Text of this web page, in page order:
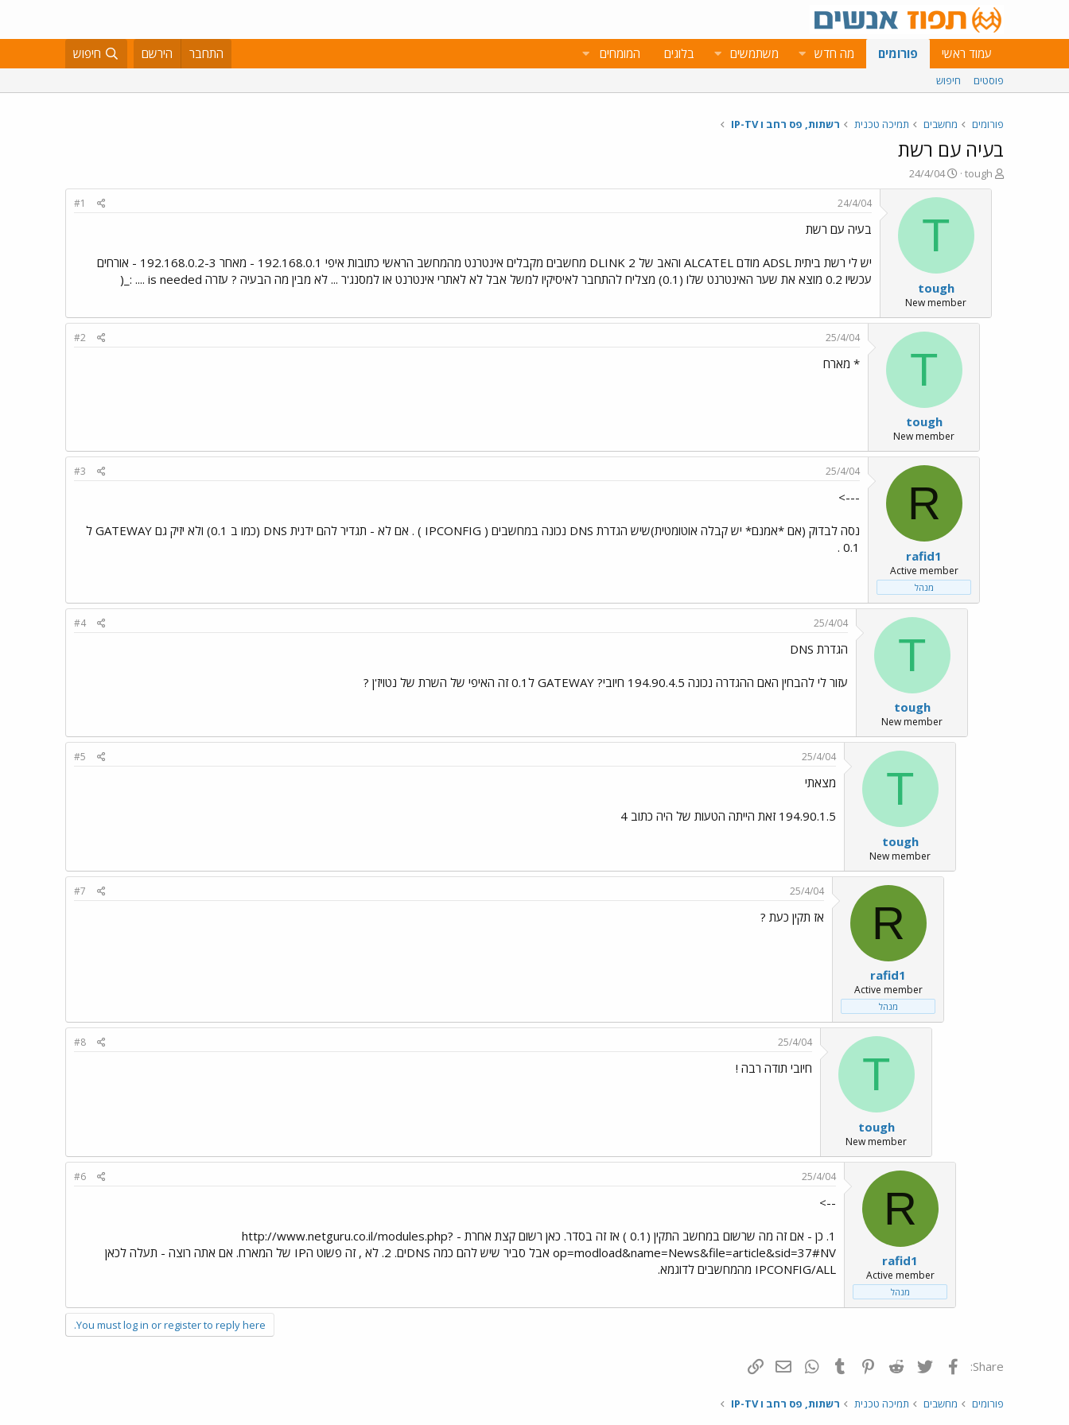
עמוד ראשי פורומים מה חדש משתמשים בלוגים המומחים התחבר הירשם חיפוש
פוסטים חיפוש
פורומים מחשבים תמיכה טכנית רשתות, פס רחב ו IP-TV
בעיה עם רשת
פ
ו
tough
פ
ו
ר
א
ר
י
ך
24/4/04
T
tough
New member
24/4/04
#1
בעיה עם רשת
יש לי רשת ביתית ADSL מודם ALCATEL והאב של DLINK 2 מחשבים מקבלים אינטרנט מהמחשב הראשי כתובות איפי 192.168.0.1 - מאחר 192.168.0.2-3 - אורחים
עכשיו 0.2 מוצא את שער האינטרנט שלו (0.1) מצליח להתחבר לאיסיקיו למשל אבל לא לאתרי אינטרנט או למסנג'ר ... לא מבין מה הבעיה ? עזרה is needed .... :_(
T
tough
New member
25/4/04
#2
* מארח
R
rafid1
Active member
מנהל
25/4/04
#3
--->
נסה לבדוק (אם *אמנם* יש קבלה אוטומטית)שיש הגדרת DNS נכונה במחשבים ( IPCONFIG ) . אם לא - תגדיר להם ידנית DNS (כמו ב 0.1) ולא יזיק גם GATEWAY ל
0.1 .
T
tough
New member
25/4/04
#4
הגדרת DNS
עזור לי להבחין האם ההגדרה נכונה 194.90.4.5 חיובי? GATEWAY ל0.1 זה האיפי של השרת של נטויז'ן ?
T
tough
New member
25/4/04
#5
מצאתי
194.90.1.5 זאת הייתה הטעות של היה כתוב 4
R
rafid1
Active member
מנהל
25/4/04
#7
אז תקין כעת ?
T
tough
New member
25/4/04
#8
חיובי תודה רבה !
R
rafid1
Active member
מנהל
25/4/04
#6
-->
1. כן - אם זה מה שרשום במחשב התקין (0.1 ) אז זה בסדר. כאן רשום קצת אחרת - http://www.netguru.co.il/modules.php?
op=modload&name=News&file=article&sid=37#NV אבל סביר שיש להם כמה DNSים. 2. לא , זה פשוט הIP של המארח. אם אתה רוצה - תעלה לכאן
IPCONFIG/ALL מהמחשבים לדוגמא.
You must log in or register to reply here.
Share: פייסבוק Twitter
Reddit
Pinterest
Tumblr
WhatsAppדואר אלקטרוני
פורומים מחשבים תמיכה טכנית רשתות, פס רחב ו IP-TV